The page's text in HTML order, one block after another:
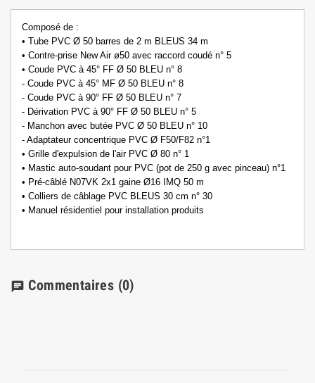
Composé de :
• Tube PVC Ø 50 barres de 2 m BLEUS 34 m
• Contre-prise New Air ø50 avec raccord coudé n° 5
• Coude PVC à 45° FF Ø 50 BLEU n° 8
- Coude PVC à 45° MF Ø 50 BLEU n° 8
- Coude PVC à 90° FF Ø 50 BLEU n° 7
- Dérivation PVC à 90° FF Ø 50 BLEU n° 5
- Manchon avec butée PVC Ø 50 BLEU n° 10
- Adaptateur concentrique PVC Ø F50/F82 n°1
• Grille d'expulsion de l'air PVC Ø 80 n° 1
• Mastic auto-soudant pour PVC (pot de 250 g avec pinceau) n°1
• Pré-câblé N07VK 2x1 gaine Ø16 IMQ 50 m
• Colliers de câblage PVC BLEUS 30 cm n° 30
• Manuel résidentiel pour installation produits
chat Commentaires (0)